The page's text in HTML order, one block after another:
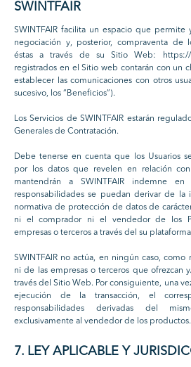
SWINTFAIR
SWINTFAIR facilita un espacio que permite
negociación y, posterior, compraventa de
éstas a través de su Sitio Web: https://
registrados en el Sitio web contarán con un
establecer las comunicaciones con otros
sucesivo, los “Beneficios”).
Los Servicios de SWINTFAIR estarán
Generales de Contratación.
Debe tenerse en cuenta que los Usuarios
por los datos que revelen en relación
mantendrán a SWINTFAIR indemne en
responsabilidades se puedan derivar de la
normativa de protección de datos de
ni el comprador ni el vendedor de los
empresas o terceros a través del su
SWINTFAIR no actúa, en ningún caso,
ni de las empresas o terceros que ofrezcan
través del Sitio Web. Por consiguiente, una
ejecución de la transacción, el
responsabilidades derivadas del
exclusivamente al vendedor de los productos.
7. LEY APLICABLE Y